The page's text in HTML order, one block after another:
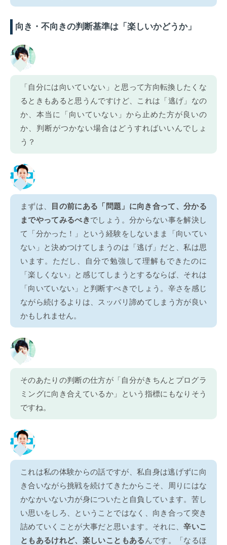
向き・不向きの判断基準は「楽しいかどうか」
「自分には向いていない」と思って方向転換したくな
るときもあると思うんですけど、これは「逃げ」なの
か、本当に「向いていない」から止めた方が良いの
か、判断がつかない場合はどうすればいいんでしょ
う？
まずは、
目の前にある「問題」に向き合って、分かる
までやってみるべきでしょう。分からない事を解決し
て「分かった！」という経験をしないまま「向いてい
ない」と決めつけてしまうのは「逃げ」だと、私は思
います。ただし、自分で勉強して理解もできたのに
「楽しくない」と感じてしまうとするならば、それは
「向いていない」と判断すべきでしょう。辛さを感じ
ながら続けるよりは、スッパリ諦めてしまう方が良い
かもしれません。
そのあたりの判断の仕方が「自分がきちんとプログラ
ミングに向き合えているか」という指標にもなりそう
ですね。
これは私の体験からの話ですが、私自身は逃げずに向
き合いながら挑戦を続けてきたからこそ、周りにはな
かなかいない力が身についたと自負しています。苦し
い思いをしろ、ということではなく、向き合って突き
詰めていくことが大事だと思います。それに、辛いこ
ともあるけれど、楽しいこともある んです。「なるほ